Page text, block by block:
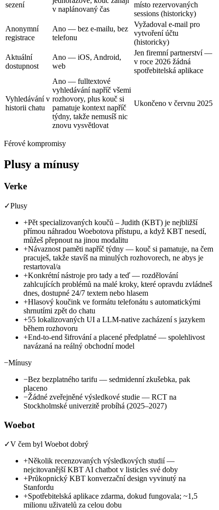
sezení
v naplánovaný čas
místo rezervovaných
sessions (historicky)
Anonymní
registrace
Ano — bez e-mailu, bez
telefonu
Vyžadoval e-mail pro
vytvoření účtu
(historicky)
Aktuální
dostupnost
Ano — iOS, Android,
web
Jen firemní partnerství —
v roce 2026 žádná
spotřebitelská aplikace
Vyhledávání v
historii chatu
Ano — fulltextové
vyhledávání napříč všemi
rozhovory, plus kouč si
pamatuje kontext napříč
týdny, takže nemusíš nic
znovu vysvětlovat
Ukončeno v červnu 2025
Férové kompromisy
Plusy a mínusy
Verke
✓Plusy
+Pět specializovaných koučů – Judith (KBT) je nejbližší
přímou náhradou Woebotova přístupu, a když KBT nesedí,
můžeš přepnout na jinou modalitu
+Návaznost paměti napříč týdny — kouč si pamatuje, na čem
pracuješ, takže stavíš na minulých rozhovorech, ne abys je
restartoval/a
+Konkrétní nástroje pro tady a teď — rozdělování
zahlcujících problémů na malé kroky, které opravdu zvládneš
dnes, dostupné 24/7 textem nebo hlasem
+Hlasový koučink ve formátu telefonátu s automatickými
shrnutími zpět do chatu
+55 lokalizovaných UI a LLM-native zacházení s jazykem
během rozhovoru
+End-to-end šifrování a placené předplatné — spolehlivost
navázaná na reálný obchodní model
−Mínusy
−Bez bezplatného tarifu — sedmidenní zkušebka, pak
placeno
−Žádné zveřejněné výsledkové studie — RCT na
Stockholmské univerzitě probíhá (2025–2027)
Woebot
✓V čem byl Woebot dobrý
+Několik recenzovaných výsledkových studií —
nejcitovanější KBT AI chatbot v listicles své doby
+Průkopnický KBT konverzační design vyvinutý na
Stanfordu
+Spotřebitelská aplikace zdarma, dokud fungovala; ~1,5
milionu uživatelů za celou dobu